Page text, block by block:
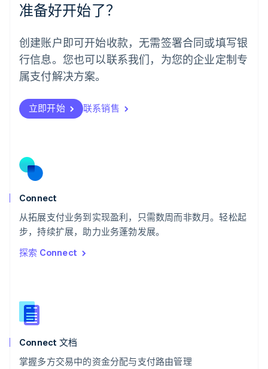
准备好开始了？
创建账户即可开始收款，无需签署合同或填写银
行信息。您也可以联系我们，为您的企业定制专
属支付解决方案。
立即开始 联系销售
Connect
从拓展支付业务到实现盈利，只需数周而非数月。轻松起
步，持续扩展，助力业务蓬勃发展。
探索 Connect
Connect 文档
掌握多方交易中的资金分配与支付路由管理
挪威
葡萄牙
Português English
日本
日本語English
瑞典
瑞士
DeutschFrançais
English
斯洛文尼亚
泰国
ไทยEnglish
希腊
English
西班牙
新西兰
English
匈牙利
English
ItalianoEnglish